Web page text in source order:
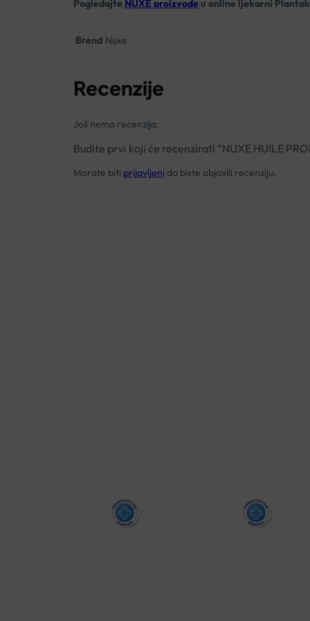
Pogledajte NUXE proizvodeu online ljekarni
Brend Nuxe
Recenzije
Još nema recenzija.
Budite prvi koji će recenzirati “NUXE HUILE
Morate biti prijavljeni da biste objavili recenziju.